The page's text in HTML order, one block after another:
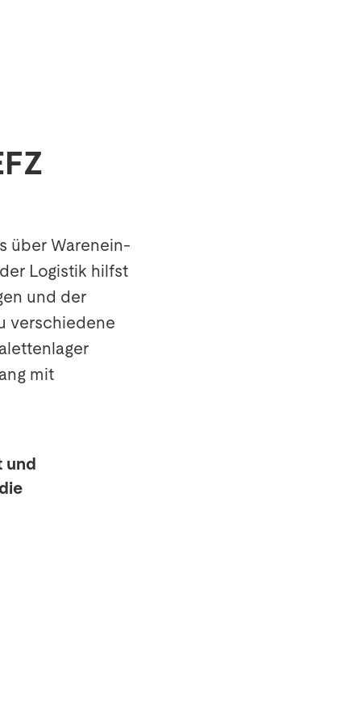
über Warenein-
Logistik hilfst
und der
verschiedene
mit
und